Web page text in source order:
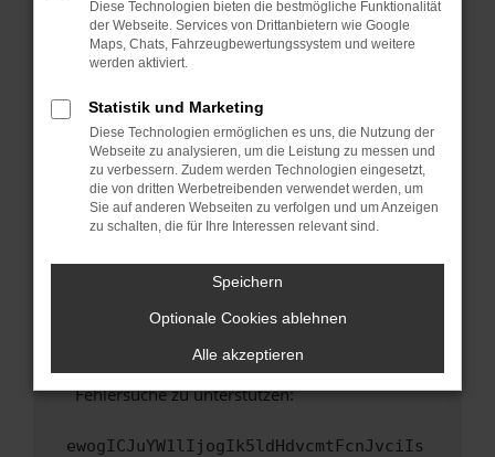
Starte dein Gerät neu.
Das kann manchmal helfen, vorübergehende
Probleme zu beheben.
Betriebssystem auf dem neuesten Stand
sind.
Veraltete Software birgt nicht nur ein
Sicherheitsrisiko, sondern kann auch dazu
führen, dass bestimmte Funktionen nicht mehr
unterstützt werden.
Wende dich an den Webseitenbetreiber.
Wenn du alle oben genannten Schritte versucht
hast, kontaktiere uns bitte. Wir werden
versuchen, das Problem zu beheben. Du kannst
uns diesen Text schicken, um uns bei der
Fehlersuche zu unterstützen:
ewogICJuYW1lIjogIk5ldHdvcmtFcnJvciIs
Diese Technologien bieten die bestmögliche Funktionalität
der Webseite. Services von Drittanbietern wie Google
Maps, Chats, Fahrzeugbewertungssystem und weitere
werden aktiviert.
Statistik und Marketing
Diese Technologien ermöglichen es uns, die Nutzung der
Webseite zu analysieren, um die Leistung zu messen und
zu verbessern. Zudem werden Technologien eingesetzt,
die von dritten Werbetreibenden verwendet werden, um
Sie auf anderen Webseiten zu verfolgen und um Anzeigen
zu schalten, die für Ihre Interessen relevant sind.
Speichern
Optionale Cookies ablehnen
Alle akzeptieren